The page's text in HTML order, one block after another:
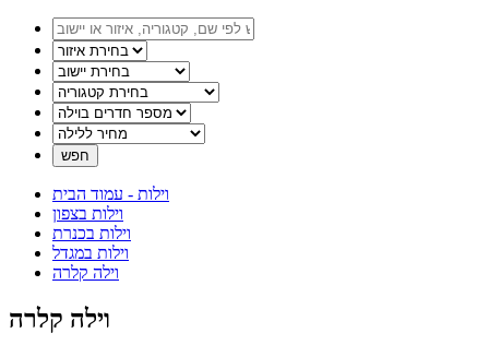
וילות - עמוד הבית
וילות בצפון
וילות בכנרת
וילות במגדל
וילה קלרה
וילה קלרה